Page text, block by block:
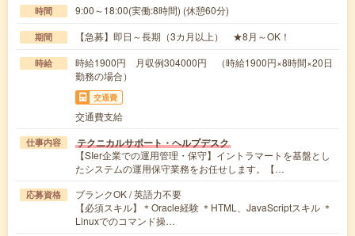
時間 9:00～18:00(実働:8時間) (休憩60分)
期間 【急募】即日～長期（3カ月以上） ★8月～OK！
時給
時給1900円 月収例304000円 （時給1900円×8時間×20日
勤務の場合）
交通費
交通費支給
仕事内容 テクニカルサポート・ヘルプデスク
【SIer企業での運用管理・保守】イントラマートを基盤とし
たシステムの運用保守業務をお任せします。【…
応募資格
ブランクOK / 英語力不要
【必須スキル】＊Oracle経験 ＊HTML、JavaScriptスキル ＊
Linuxでのコマンド操…